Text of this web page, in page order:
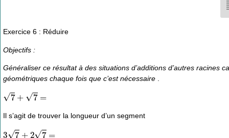
Exercice 6 : Réduire
Objectifs :
Généraliser ce résultat à des situations d’additions d’autres
géométriques chaque fois que c’est nécessaire
+7 =
Il s’agit de trouver la longueur d’un segment
3 +2
=